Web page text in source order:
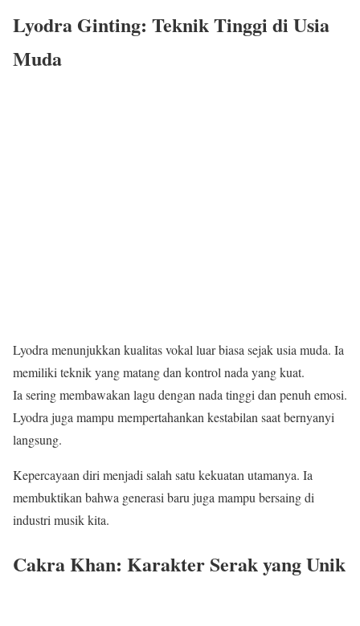
Lyodra Ginting: Teknik Tinggi di Usia
Muda
Lyodra menunjukkan kualitas vokal luar biasa sejak usia muda. Ia
memiliki teknik yang matang dan kontrol nada yang kuat.
Ia sering membawakan lagu dengan nada tinggi dan penuh emosi.
Lyodra juga mampu mempertahankan kestabilan saat bernyanyi
langsung.
Kepercayaan diri menjadi salah satu kekuatan utamanya. Ia
membuktikan bahwa generasi baru juga mampu bersaing di
industri musik kita.
Cakra Khan: Karakter Serak yang Unik